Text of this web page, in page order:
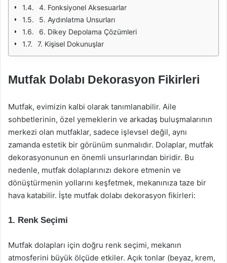
4. Fonksiyonel Aksesuarlar
5. Aydınlatma Unsurları
6. Dikey Depolama Çözümleri
7. Kişisel Dokunuşlar
Mutfak Dolabı Dekorasyon Fikirleri
Mutfak, evimizin kalbi olarak tanımlanabilir. Aile
sohbetlerinin, özel yemeklerin ve arkadaş buluşmalarının
merkezi olan mutfaklar, sadece işlevsel değil, aynı
zamanda estetik bir görünüm sunmalıdır. Dolaplar, mutfak
dekorasyonunun en önemli unsurlarından biridir. Bu
nedenle, mutfak dolaplarınızı dekore etmenin ve
dönüştürmenin yollarını keşfetmek, mekanınıza taze bir
hava katabilir. İşte mutfak dolabı dekorasyon fikirleri:
1. Renk Seçimi
Mutfak dolapları için doğru renk seçimi, mekanın
atmosferini büyük ölçüde etkiler. Açık tonlar (beyaz, krem,